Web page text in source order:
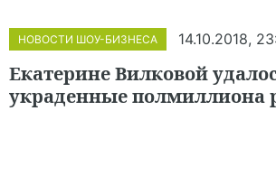
НОВОСТИ ШОУ-БИЗНЕСА 14.10.2018,
Екатерине Вилковой
украденные полмиллиона